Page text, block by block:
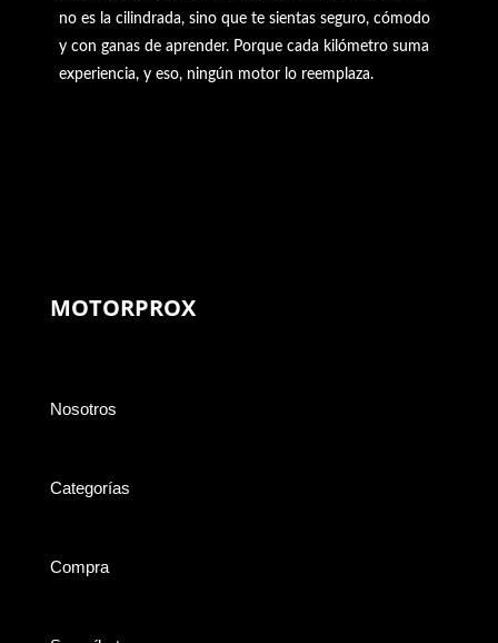
no es la cilindrada, sino que te sientas seguro, cómodo
y con ganas de aprender. Porque cada kilómetro suma
experiencia, y eso, ningún motor lo reemplaza.
MOTORPROX
Nosotros
Categorías
Compra